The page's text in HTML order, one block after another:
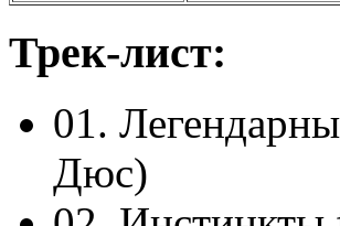
Трек-лист:
01.
Дюс)